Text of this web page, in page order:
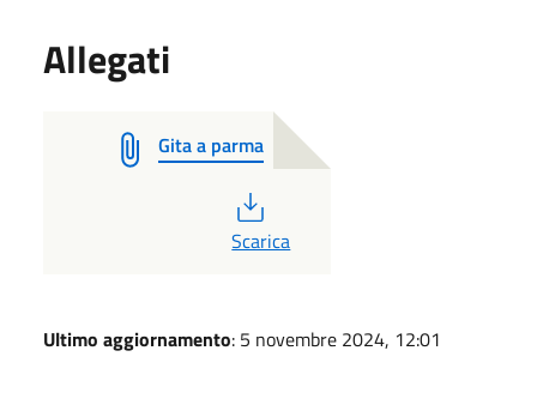
Allegati
Gita a parma
PDF
Scarica
Ultimo aggiornamento: 5 novembre 2024, 12:01